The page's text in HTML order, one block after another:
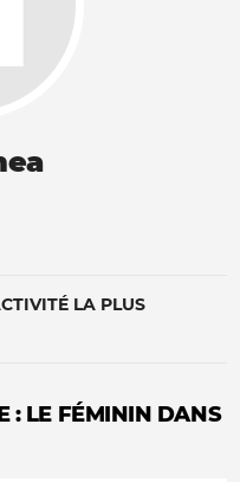
LA PLUS
: LE FÉMININ DANS